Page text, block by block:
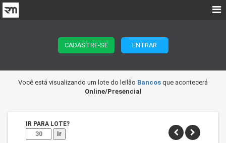
CADASTRE-SE ENTRAR
Você está visualizando um lote do leilão Bancos que acontecerá
Online/Presencial
IR PARA LOTE?
Ir